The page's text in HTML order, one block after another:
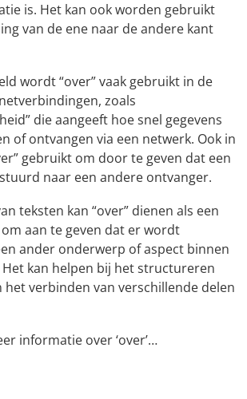
is. Het kan ook worden gebruikt
van de ene naar de andere kant
wordt “over” vaak gebruikt in de
zoals
die aangeeft hoe snel gegevens
of ontvangen via een netwerk. Ook in
gebruikt om door te geven dat een
naar een andere ontvanger.
teksten kan “over” dienen als een
aan te geven dat er wordt
ander onderwerp of aspect binnen
kan helpen bij het structureren
verbinden van verschillende delen
informatie over ‘over’…